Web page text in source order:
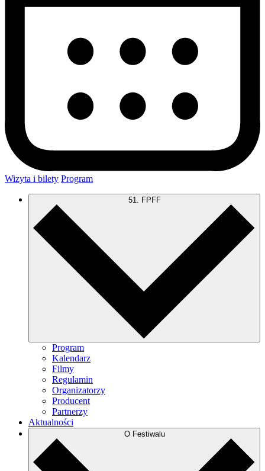
Wizyta i bilety Program
51. FPFF
Program
Kalendarz
Filmy
Regulamin
Organizatorzy
Producent
Partnerzy
Aktualności
O Festiwalu